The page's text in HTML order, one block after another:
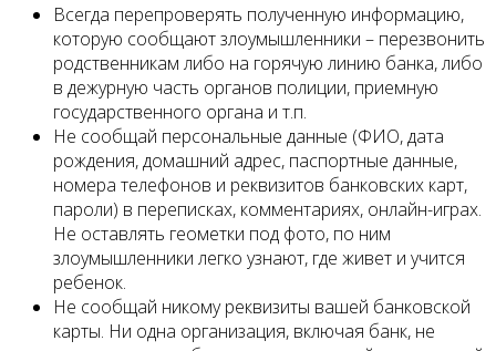
Всегда перепроверять полученную информацию,
которую сообщают злоумышленники – перезвонить
родственникам либо на горячую линию банка, либо
в дежурную часть органов полиции, приемную
государственного органа и т.п.
Не сообщай персональные данные (ФИО, дата
рождения, домашний адрес, паспортные данные,
номера телефонов и реквизитов банковских карт,
пароли) в переписках, комментариях, онлайн-играх.
Не оставлять геометки под фото, по ним
злоумышленники легко узнают, где живет и учится
ребенок.
Не сообщай никому реквизиты вашей банковской
карты. Ни одна организация, включая банк, не